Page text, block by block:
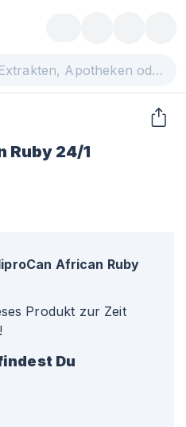
Ruby 24/1
African Ruby
Produkt zur Zeit
Du